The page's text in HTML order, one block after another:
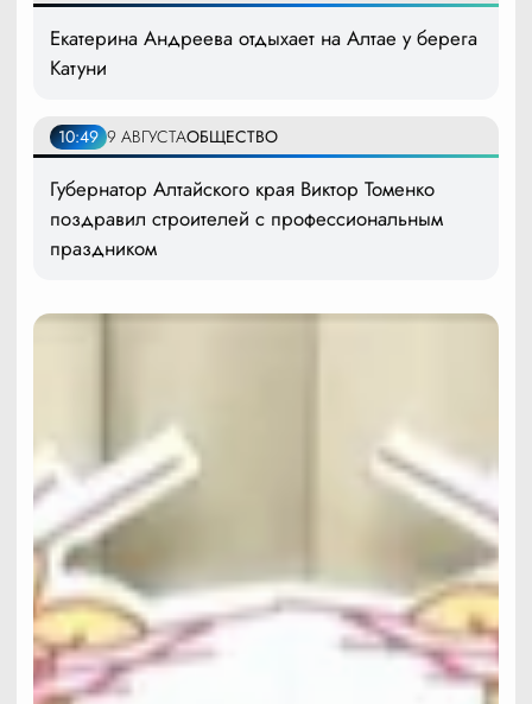
Екатерина Андреева отдыхает на Алтае у берега
Катуни
10:49 9 АВГУСТАОБЩЕСТВО
Губернатор Алтайского края Виктор Томенко
поздравил строителей с профессиональным
праздником